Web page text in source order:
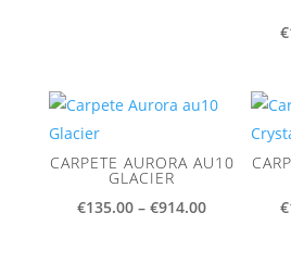
€1,733.00
€
CARPETE AURORA AU10
GLACIER
€135.00 – €914.00Price
€